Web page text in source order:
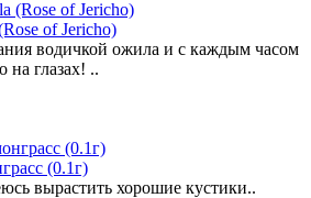
of Jericho)
водичкой ожила и с каждым часом
на глазах! ..
(0.1г)
вырастить хорошие кустики..